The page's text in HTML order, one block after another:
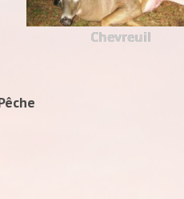
Chevreuil